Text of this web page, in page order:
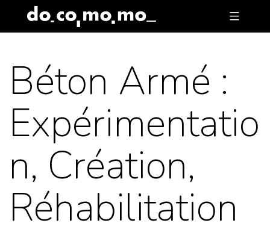
to
Béton Armé :
Expérimentatio
n, Création,
Réhabilitation